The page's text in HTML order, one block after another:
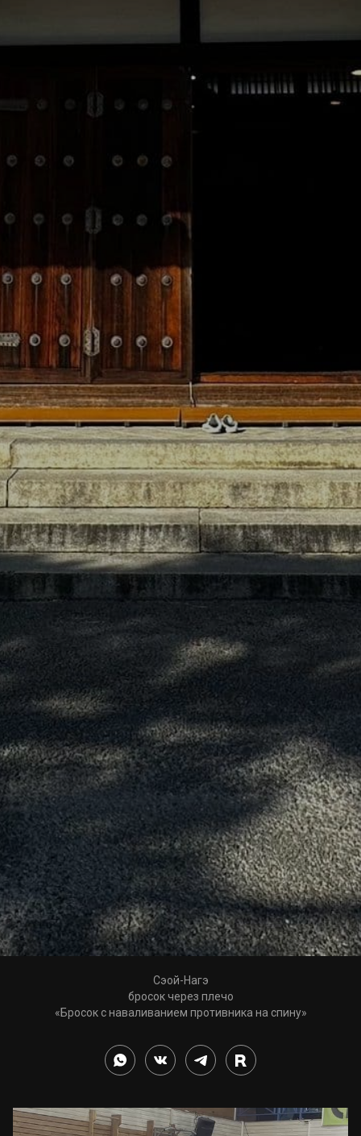
Сэой-Нагэ
бросок через плечо
«Бросок с наваливанием противника на спину»